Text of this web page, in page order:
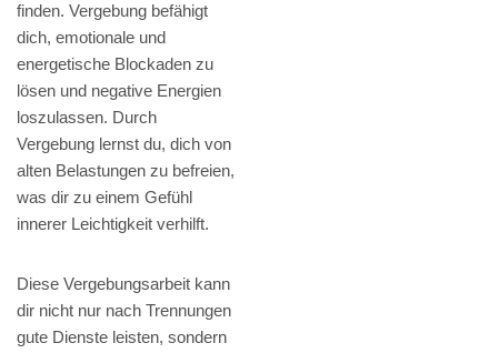
finden. Vergebung befähigt
dich, emotionale und
energetische Blockaden zu
lösen und negative Energien
loszulassen. Durch
Vergebung lernst du, dich von
alten Belastungen zu befreien,
was dir zu einem Gefühl
innerer Leichtigkeit verhilft.
Diese Vergebungsarbeit kann
dir nicht nur nach Trennungen
gute Dienste leisten, sondern